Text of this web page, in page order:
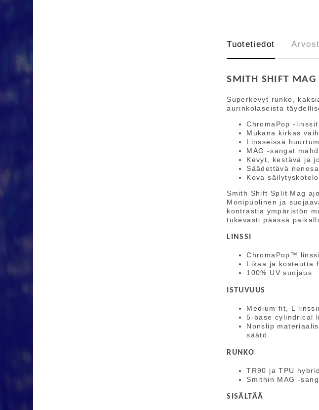
Tuotetiedot
SMITH SHIFT MAG
Superkevyt runko,
aurinkolaseista
ChromaPop -
Mukana kirkas
Linsseissä
MAG -sangat
Kevyt, kestävä ja
Säädettävä nenosa
Kova
Smith Shift Split Mag
Monipuolinen ja
kontrastia ympäristön
tukevasti päässä
LINSSI
ChromaPop™
Likaa ja kosteutta
100% UV suojaus
ISTUVUUS
Medium fit, L
5-base cylindrical
Nonslip
säätö.
RUNKO
TR90 ja TPU
Smithin MAG -
SISÄLTÄÄ